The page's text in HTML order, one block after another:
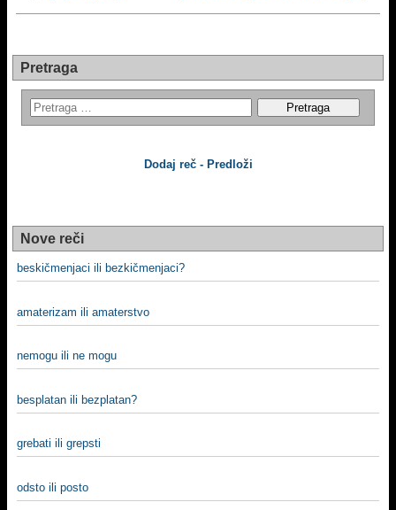
Pretraga
Dodaj reč - Predloži
Nove reči
beskičmenjaci ili bezkičmenjaci?
amaterizam ili amaterstvo
nemogu ili ne mogu
besplatan ili bezplatan?
grebati ili grepsti
odsto ili posto